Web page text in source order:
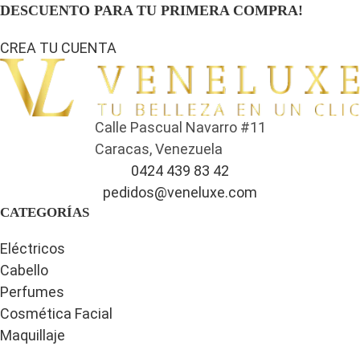
DESCUENTO PARA TU PRIMERA COMPRA!
CREA TU CUENTA
Calle Pascual Navarro #11
Caracas, Venezuela
0424 439 83 42
pedidos@veneluxe.com
CATEGORÍAS
Eléctricos
Cabello
Perfumes
Cosmética Facial
Maquillaje